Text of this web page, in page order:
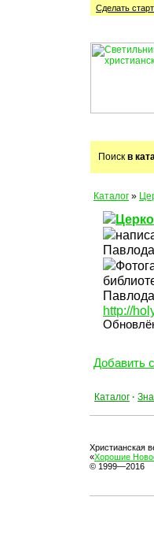
Сделать
Поиск в
Каталог »
http://
Добавить
Каталог ·
Христианская
«Хорошие
© 1999—2016